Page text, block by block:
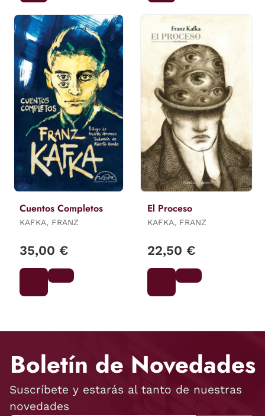
Cuentos Completos
KAFKA, FRANZ
35,00 €
El Proceso
KAFKA, FRANZ
22,50 €
Boletín de Novedades
Suscríbete y estarás al tanto de nuestras
novedades